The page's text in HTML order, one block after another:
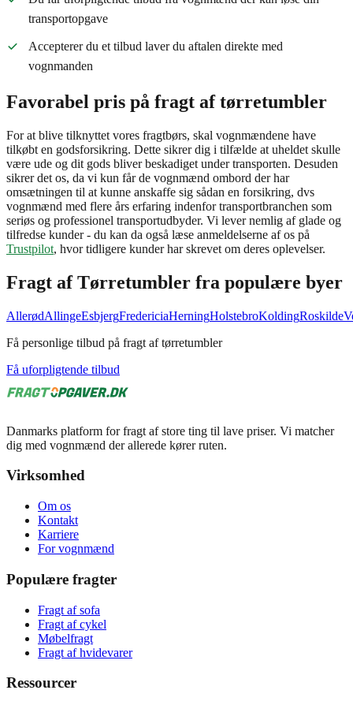
transportopgave
Accepterer du et tilbud laver du aftalen direkte med
vognmanden
Favorabel pris på fragt af tørretumbler
For at blive tilknyttet vores fragtbørs, skal vognmændene have
tilkøbt en godsforsikring. Dette sikrer dig i tilfælde at uheldet skulle
være ude og dit gods bliver beskadiget under transporten. Desuden
sikrer det os, da vi kun får de vognmænd ombord der har
omsætningen til at kunne anskaffe sig sådan en forsikring, dvs
vognmænd med flere års erfaring indenfor transportbranchen som
seriøs og professionel transportudbyder. Vi lever nemlig af glade og
tilfredse kunder - du kan da også læse anmeldelserne af os på
Trustpilot, hvor tidligere kunder har skrevet om deres oplevelser.
Fragt afTørretumbler fra populære byer
AllerødAllingeEsbjergFredericiaHerningHolstebroKoldingRoskilde
Få personlige tilbud på fragt af tørretumbler
Få uforpligtende tilbud
Danmarks platform for fragt af store ting til lave priser. Vi matcher
dig med vognmænd der allerede kører ruten.
Virksomhed
Om os
Kontakt
Karriere
For vognmænd
Populære fragter
Fragt af sofa
Fragt af cykel
Møbelfragt
Fragt af hvidevarer
Ressourcer